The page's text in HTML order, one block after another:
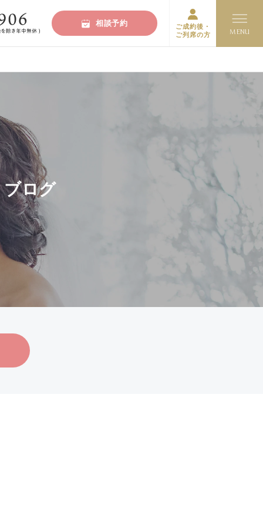
相談予約
ご成約後・
ご列席の方
ログ